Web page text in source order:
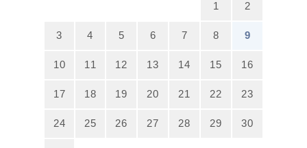
1 2
3 4 5 6 7 8 9
10 11 12 13 14 15 16
17 18 19 20 21 22 23
24 25 26 27 28 29 30